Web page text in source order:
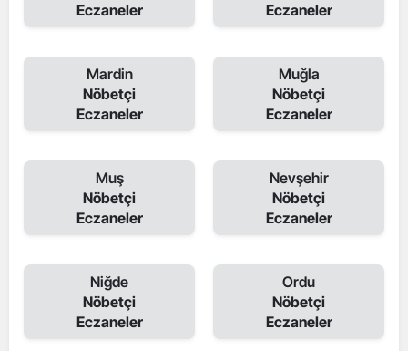
Eczaneler
Eczaneler
Mardin
Nöbetçi
Eczaneler
Muğla
Nöbetçi
Eczaneler
Muş
Nöbetçi
Eczaneler
Nevşehir
Nöbetçi
Eczaneler
Niğde
Nöbetçi
Eczaneler
Ordu
Nöbetçi
Eczaneler